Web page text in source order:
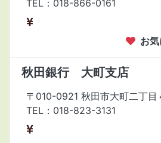
TEL：018-866-0161
お
秋田銀行 大町支店
〒010-0921 秋田市大町二丁目
TEL：018-823-3131